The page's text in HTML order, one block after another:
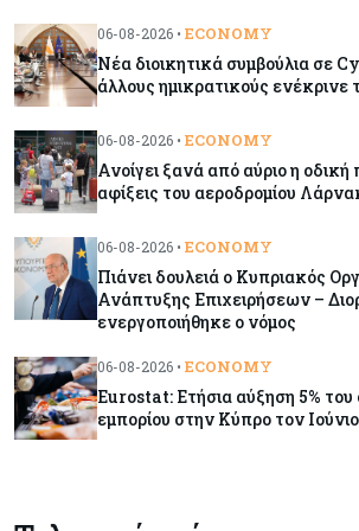
Κόσμος
κινηματογραφικών επιδόσεων
απουσίας του NBA
Commerzbank: Η Όρλοπ
απέναντι στη UniCredit
διαπραγματεύσεων
Κόσμος
«Spider-Man: Brand New
δισ. εισπράξεις σε μόλις 6
Eurostat: Ετήσια αύξηση 5%
06-08-2026 • ECONOMY
Νέα διοικητικά συμβούλια σε
άλλους ημικρατικούς ενέκρινε
06-08-2026 • ECONOMY
Ανοίγει ξανά από αύριο η οδική
αφίξεις του αεροδρομίου
06-08-2026 • ECONOMY
Πιάνει δουλειά ο Κυπριακός
Ανάπτυξης Επιχειρήσεων –
ενεργοποιήθηκε ο νόμος
06-08-2026 • ECONOMY
Eurostat: Ετήσια αύξηση 5% του
εμπορίου στην Κύπρο τον Ιούνιο